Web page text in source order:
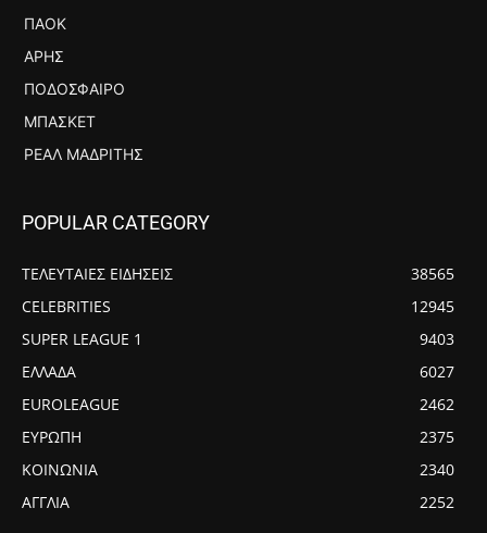
ΠΑΟΚ
ΆΡΗΣ
ΠΟΔΌΣΦΑΙΡΟ
ΜΠΆΣΚΕΤ
ΡΕΆΛ ΜΑΔΡΊΤΗΣ
POPULAR CATEGORY
ΤΕΛΕΥΤΑΙΕΣ ΕΙΔΗΣΕΙΣ
38565
CELEBRITIES
12945
SUPER LEAGUE 1
9403
ΕΛΛΑΔΑ
6027
EUROLEAGUE
2462
ΕΥΡΩΠΗ
2375
ΚΟΙΝΩΝΙΑ
2340
ΑΓΓΛΙΑ
2252